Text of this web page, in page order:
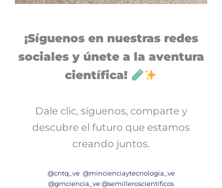
¡Síguenos en nuestras redes
sociales y únete a la aventura
científica!
Dale clic, síguenos, comparte y
descubre el futuro que estamos
creando juntos.
@cntq_ve @mincienciaytecnologia_ve
@gmciencia_ve @semilleroscientificos